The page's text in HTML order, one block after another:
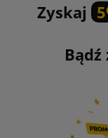
Zyskaj
Bądź